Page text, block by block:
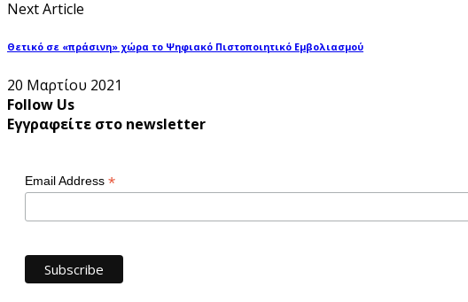
Next Article
Θετικό σε «πράσινη» χώρα το Ψηφιακό Πιστοποιητικό Εμβολιασμού
20 Μαρτίου 2021
Follow Us
Εγγραφείτε στο newsletter
Email Address *